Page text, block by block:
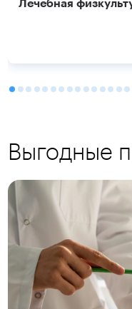
Подробнее
Выгодные